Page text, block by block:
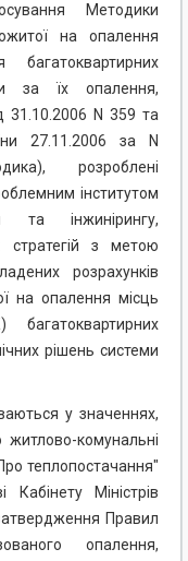
Методики
на опалення
багатоквартирних
за їх опалення,
31.10.2006 N 359 та
27.11.2006 за N
розроблені
інститутом
та інжинірингу,
стратегій з метою
розрахунків
на опалення місць
рішень системи
у значеннях,
комунальні
теплопостачання"
Міністрів
Правил
опалення,